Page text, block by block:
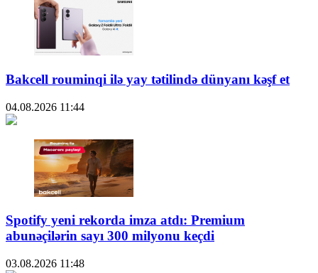
Bakcell rouminqi ilə yay tətilində dünyanı kəşf et
04.08.2026 11:44
Spotify yeni rekorda imza atdı: Premium
abunəçilərin sayı 300 milyonu keçdi
03.08.2026 11:48